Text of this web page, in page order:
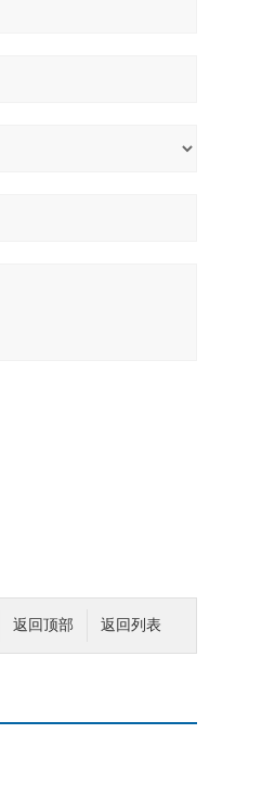
返回列表
返回顶部